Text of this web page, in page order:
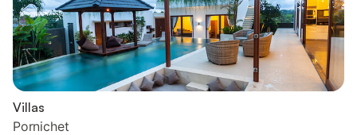
Villas
Pornichet